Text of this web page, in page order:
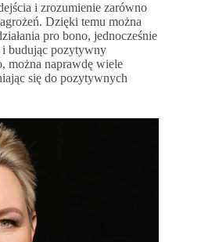
i zrozumienie zarówno
Dzięki temu można
pro bono, jednocześnie
budując pozytywny
można naprawdę wiele
się do pozytywnych